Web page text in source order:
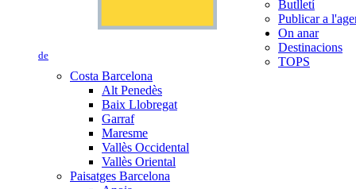
de
Butlletí
Publicar a
On anar
Destinacions
TOPS
Costa Barcelona
Alt Penedès
Baix Llobregat
Garraf
Maresme
Vallès Occidental
Vallès Oriental
Paisatges Barcelona